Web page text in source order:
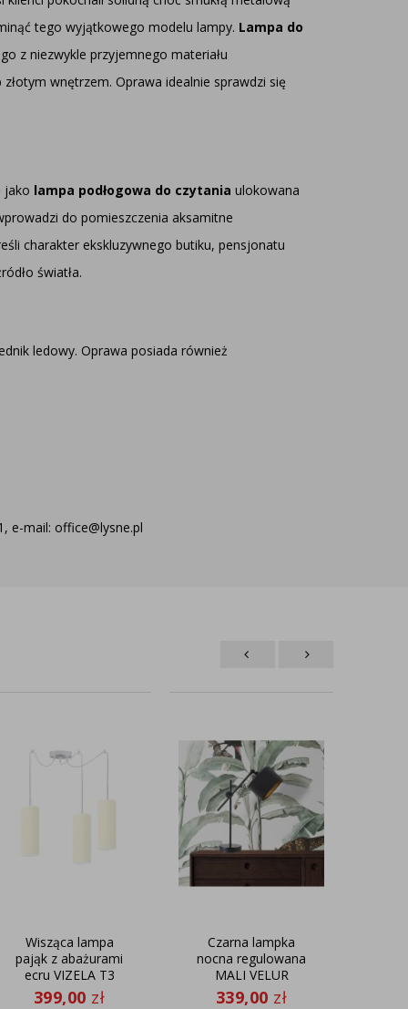
tego wyjątkowego modelu lampy. Lampa do
z niezwykle przyjemnego materiału
wnętrzem. Oprawa idealnie sprawdzi się
jako lampa podłogowa do czytania ulokowana
do pomieszczenia aksamitne
charakter ekskluzywnego butiku, pensjonatu
światła.
ledowy. Oprawa posiada również
e-mail: office@lysne.pl
Wisząca lampa
pająk z abażurami
ecru VIZELA T3
399,00 zł
Czarna lampka
nocna regulowana
MALI VELUR
339,00 zł